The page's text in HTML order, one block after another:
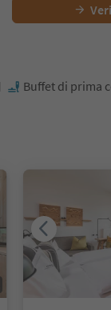
Buffet di prima